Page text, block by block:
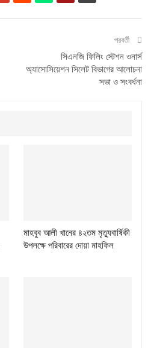
পরবর্তী
সিএনজি ফিলিং স্টেশন ওনার্স
অ্যাসোসিয়েশন সিলেট বিভাগের আলোচনা
সভা ও সংবর্ধনা
মাহবুব আলী খানের ৪২তম মৃত্যুবার্ষিকী
উপলক্ষে পরিবারের দোয়া মাহফিল